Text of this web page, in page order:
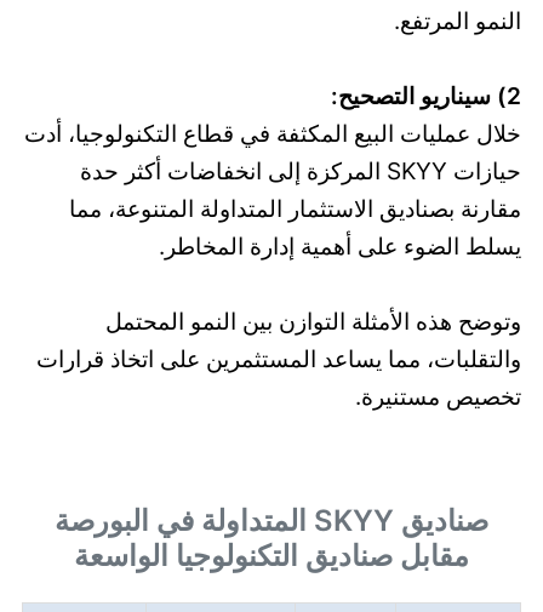
النمو المرتفع.
2) سيناريو التصحيح:
خلال عمليات البيع المكثفة في قطاع التكنولوجيا، أدت
حيازات SKYY المركزة إلى انخفاضات أكثر حدة
مقارنة بصناديق الاستثمار المتداولة المتنوعة، مما
يسلط الضوء على أهمية إدارة المخاطر.
وتوضح هذه الأمثلة التوازن بين النمو المحتمل
والتقلبات، مما يساعد المستثمرين على اتخاذ قرارات
تخصيص مستنيرة.
صناديق SKYY المتداولة في البورصة
مقابل صناديق التكنولوجيا الواسعة